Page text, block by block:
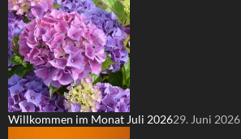
Willkommen im Monat Juli 202629. Juni 2026